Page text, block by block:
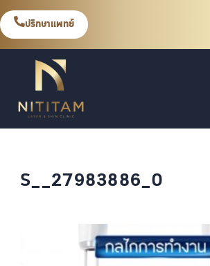
ปรึกษาแพทย์
S__27983886_0